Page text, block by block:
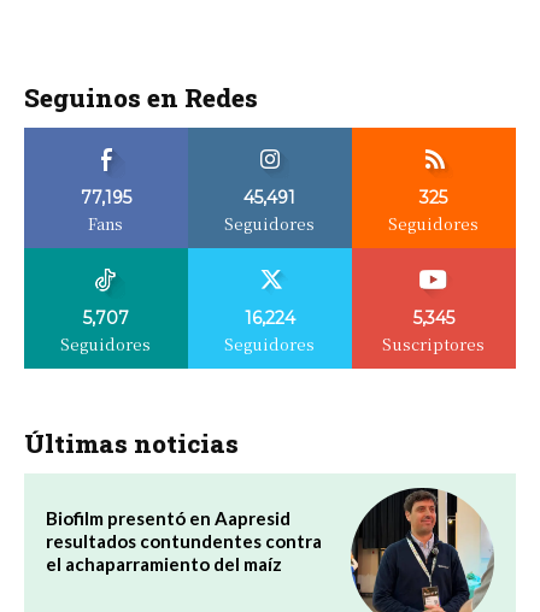
Seguinos en Redes
77,195
Fans
45,491
Seguidores
325
Seguidores
5,707
Seguidores
16,224
Seguidores
5,345
Suscriptores
Últimas noticias
Biofilm presentó en Aapresid
resultados contundentes contra
el achaparramiento del maíz